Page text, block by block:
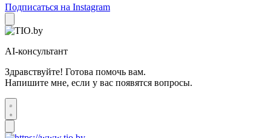
Подписаться на Instagram
AI-консультант
Здравствуйте! Готова помочь вам.
Напишите мне, если у вас появятся вопросы.